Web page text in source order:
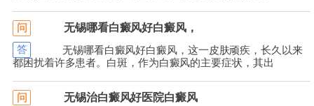
问 无锡哪看白癜风好白癜风，
答
无锡哪看白癜风好白癜风，这一皮肤顽疾，长久以来
都困扰着许多患者。白斑，作为白癜风的主要症状，其出
问 无锡治白癜风好医院白癜风